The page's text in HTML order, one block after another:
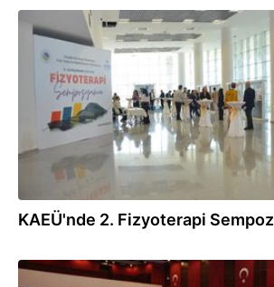
22.04.2026
KAEÜ'nde 2. Fizyoterapi
22.04.2026